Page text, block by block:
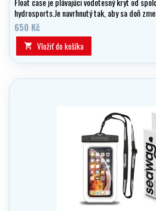
hydrosports.Je navrhnutý tak, aby sa doň
displejom do 6" a hmotnosťou 200 g bez
650 Kč
 Vložiť do košíka